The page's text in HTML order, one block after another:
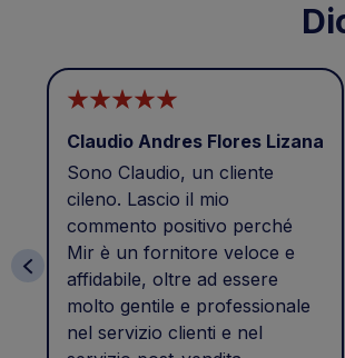
Claudio Andres Flores Lizana
Sono Claudio, un cliente
cileno. Lascio il mio
commento positivo perché
Mir è un fornitore veloce e
affidabile, oltre ad essere
molto gentile e professionale
nel servizio clienti e nel